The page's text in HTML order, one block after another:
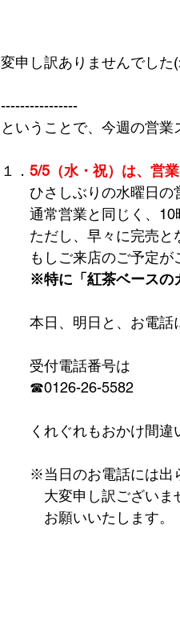
変申し訳ありませんでした
----------------
ということで、今週の営
１． 5/5（水・祝）は、営
ひさしぶりの水曜日の
通常営業と同じく、10
ただし、早々に完売と
もしご来店のご予定が
※特に「紅茶ベースの
本日、明日と、お電話に
受付電話番号は
☎0126-26-5582
くれぐれもおかけ間違い
※当日のお電話には出
大変申し訳ございませ
お願いいたします。